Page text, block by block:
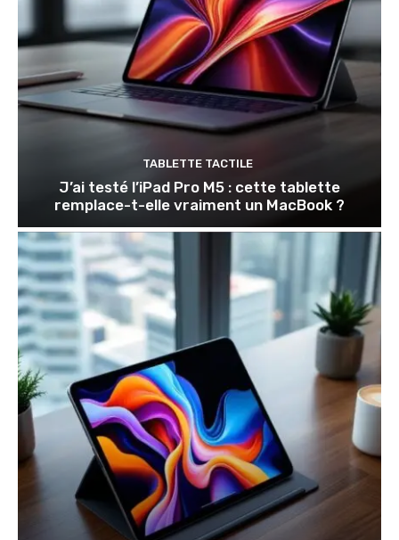
TABLETTE TACTILE
J’ai testé l’iPad Pro M5 : cette tablette
remplace-t-elle vraiment un MacBook ?